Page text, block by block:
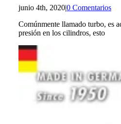
junio 4th, 2020|0 Comentarios
Comúnmente llamado turbo, es
presión en los cilindros, esto